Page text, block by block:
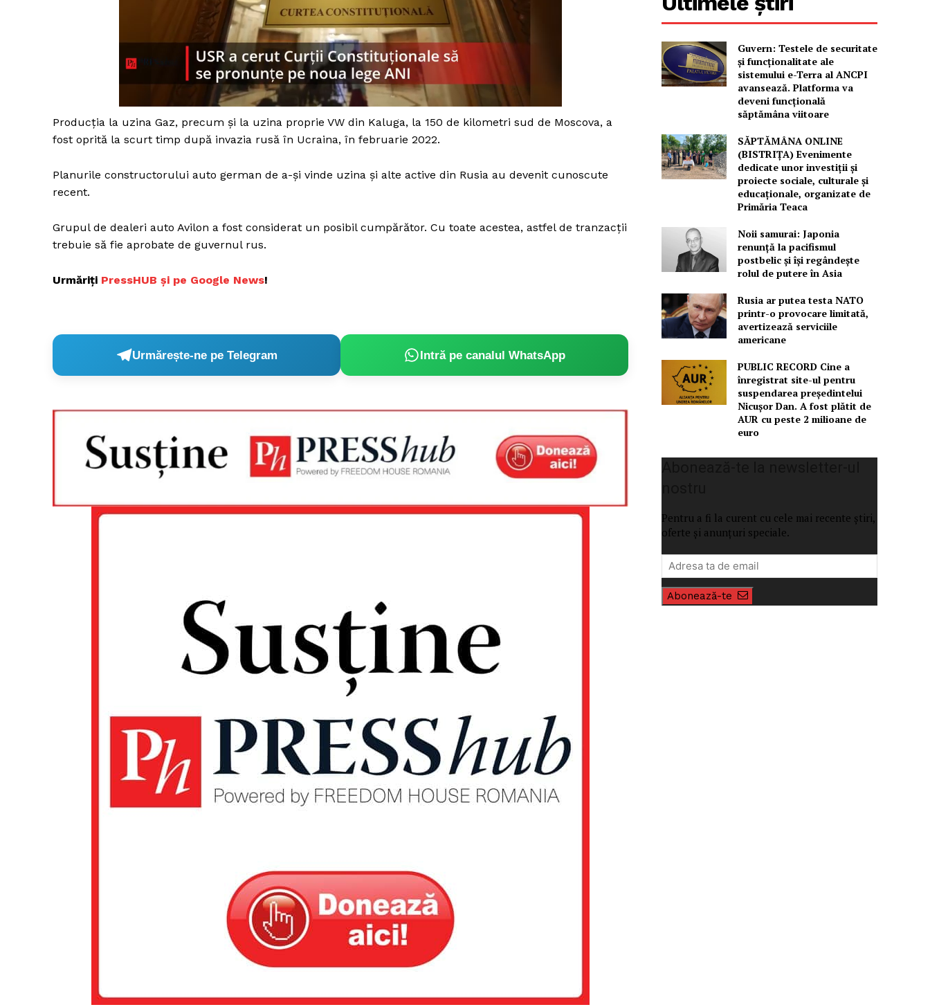
Un proiect
ROMÂNIA
PRESShub
Despre noi / Echipa
Proiecte editoriale
Contact
Producția la uzina Gaz, precum și la uzina proprie VW din Kaluga, la 150 de kilometri sud de Moscova, a
fost oprită la scurt timp după invazia rusă în Ucraina, în februarie 2022.
Planurile constructorului auto german de a-și vinde uzina și alte active din Rusia au devenit cunoscute
recent.
Grupul de dealeri auto Avilon a fost considerat un posibil cumpărător. Cu toate acestea, astfel de tranzacții
trebuie să fie aprobate de guvernul rus.
Urmăriți PressHUB și pe Google News!
Urmărește-ne pe Telegram Intră pe canalul WhatsApp
Guvern: Testele de securitate
și funcționalitate ale
sistemului e-Terra al ANCPI
avansează. Platforma va
deveni funcțională
săptămâna viitoare
SĂPTĂMÂNA ONLINE
(BISTRIȚA) Evenimente
dedicate unor investiții și
proiecte sociale, culturale și
educaționale, organizate de
Primăria Teaca
Noii samurai: Japonia
renunță la pacifismul
postbelic și își regândește
rolul de putere în Asia
Rusia ar putea testa NATO
printr-o provocare limitată,
avertizează serviciile
americane
PUBLIC RECORD Cine a
înregistrat site-ul pentru
suspendarea președintelui
Nicușor Dan. A fost plătit de
AUR cu peste 2 milioane de
euro
Pentru a fi la curent cu cele mai recente știri,
oferte și anunțuri speciale.
Abonează-te